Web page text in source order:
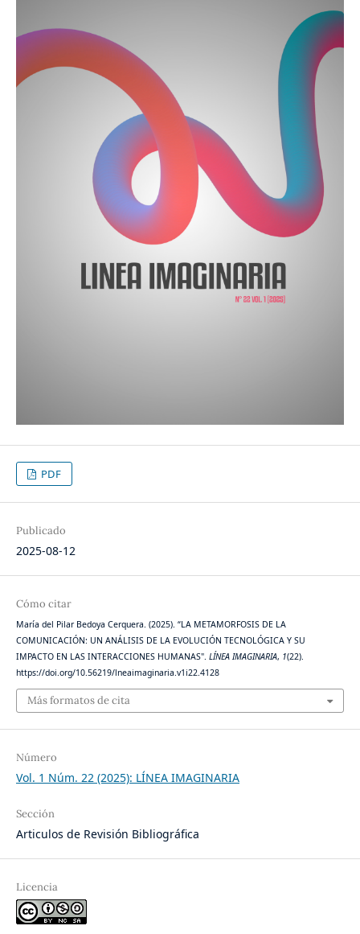
PDF
Publicado
2025-08-12
Cómo citar
María del Pilar Bedoya Cerquera. (2025). “LA METAMORFOSIS DE LA
COMUNICACIÓN: UN ANÁLISIS DE LA EVOLUCIÓN TECNOLÓGICA Y SU
IMPACTO EN LAS INTERACCIONES HUMANAS". LÍNEA IMAGINARIA, 1(22).
https://doi.org/10.56219/lneaimaginaria.v1i22.4128
Más formatos de cita
Número
Vol. 1 Núm. 22 (2025): LÍNEA IMAGINARIA
Sección
Articulos de Revisión Bibliográfica
Licencia